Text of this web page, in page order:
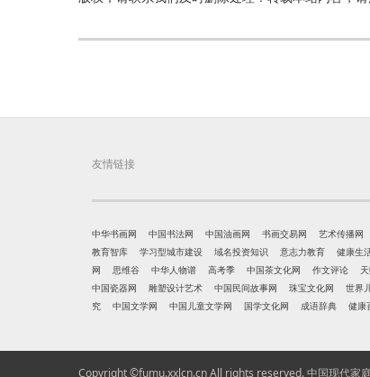
友情链接
中华书画网 中国书法网 中国油画网 书画交易网 艺术传播网
教育智库
学习型城市建设 域名投资知识 意志力教育 健康生
网
思维谷 中华人物谱 高考季 中国茶文化网 作文评论
中国瓷器网
雕塑设计艺术 中国民间故事网 珠宝文化网 世界
究
中国文学网 中国儿童文学网 国学文化网 成语辞典 健康
Copyright ©fumu.xxlcn.cn All rights reserved.中国现代家